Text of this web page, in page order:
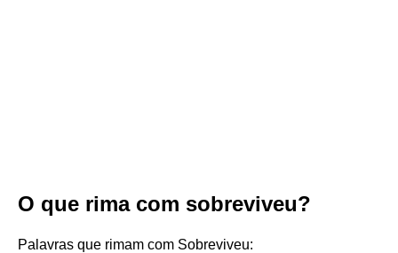
O que rima com sobreviveu?
Palavras que rimam com Sobreviveu: